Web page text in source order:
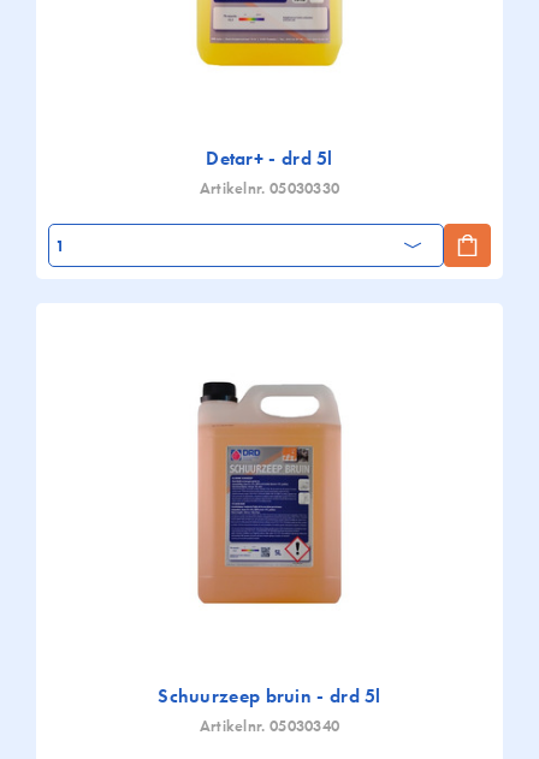
Detar+ - drd 5l
Artikelnr. 05030330
Schuurzeep bruin - drd 5l
Artikelnr. 05030340